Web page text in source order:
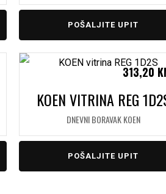
POŠALJITE UPIT
KOEN VITRINA REG
DNEVNI BORAVAK KOEN
313,20
POŠALJITE UPIT